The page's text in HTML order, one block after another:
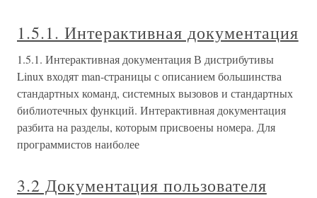
1.5.1. Интерактивная документация
1.5.1. Интерактивная документация В дистрибутивы
Linux входят man-страницы с описанием большинства
стандартных команд, системных вызовов и стандартных
библиотечных функций. Интерактивная документация
разбита на разделы, которым присвоены номера. Для
программистов наиболее
3.2 Документация пользователя